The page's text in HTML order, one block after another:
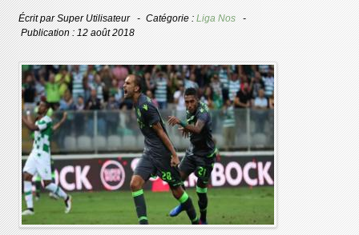
Écrit parSuper Utilisateur Catégorie :Liga Nos
Publication : 12 août 2018